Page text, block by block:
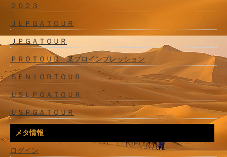
２０２３
ＪＬＰＧＡＴＯＵＲ
ＪＰＧＡＴＯＵＲ
ＰＲＯＴＯＵＲ 某プロインプレッション
ＳＥＮＩＯＲＴＯＵＲ
ＵＳＬＰＧＡＴＯＵＲ
ＵＳＰＧＡＴＯＵＲ
メタ情報
ログイン